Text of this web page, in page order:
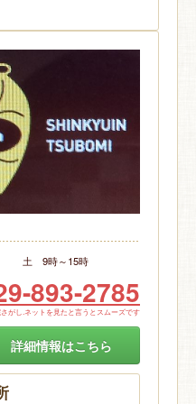
土 9時～15時
893-2785
がし.ネットを見たと言うとスムーズです
詳細情報はこちら